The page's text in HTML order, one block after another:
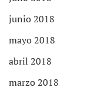
junio 2018
mayo 2018
abril 2018
marzo 2018